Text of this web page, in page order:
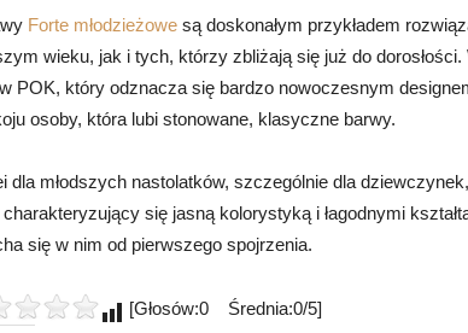
Forte młodzieżowe są doskonałym przykładem
wieku, jak i tych, którzy zbliżają się już do
POK, który odznacza się bardzo nowoczesnym
osoby, która lubi stonowane, klasyczne barwy.
dla młodszych nastolatków, szczególnie dla
charakteryzujący się jasną kolorystyką i łagodnymi
się w nim od pierwszego spojrzenia.
[Głosów:0 Średnia:0/5]